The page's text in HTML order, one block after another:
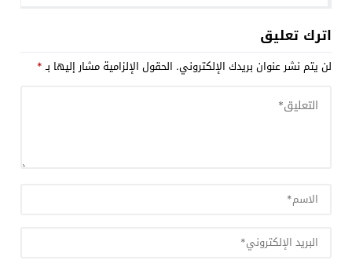
اترك تعليق
لن يتم نشر عنوان بريدك الإلكتروني. الحقول الإلزامية مشار إليها بـ*